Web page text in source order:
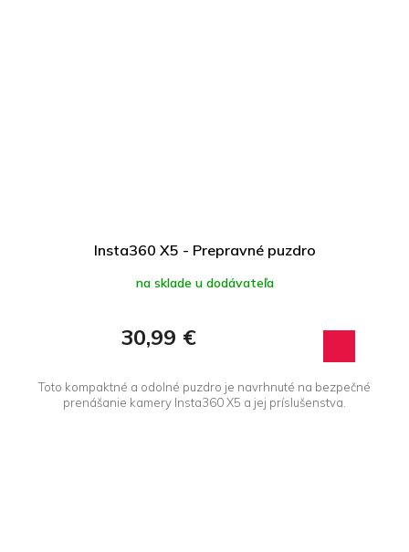
Insta360 X5 - Prepravné puzdro
na sklade u dodávateľa
30,99 €
Toto kompaktné a odolné puzdro je navrhnuté na bezpečné
prenášanie kamery Insta360 X5 a jej príslušenstva.